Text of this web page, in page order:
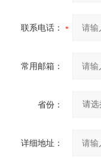
联系电话：
常用邮箱：
省份：
详细地址：